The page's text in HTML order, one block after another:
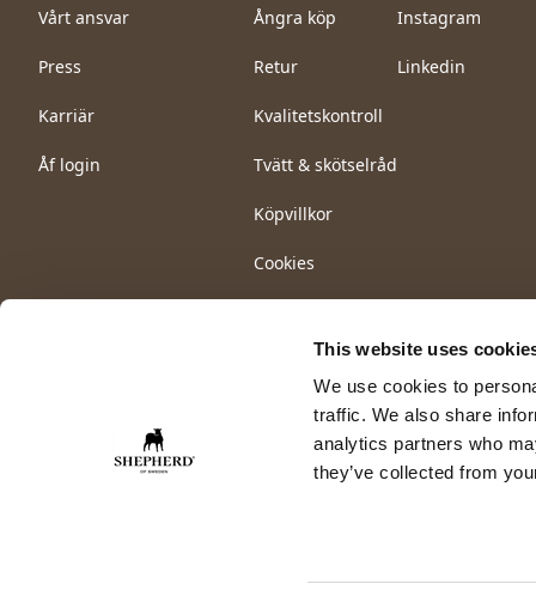
This website uses
We use cookies to
traffic. We also share
analytics partners who
they’ve collected from
Vårt ansvar
Press
Karriär
Åf login
Ångra köp
Retur
Kvalitetskontroll
Tvätt & skötselråd
Köpvillkor
Cookies
Instagram
Linkedin